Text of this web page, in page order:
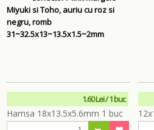
Miyuki si Toho, auriu cu roz si
negru, romb
31~32.5x13~13.5x1.5~2mm
1.60 Lei / 1 buc